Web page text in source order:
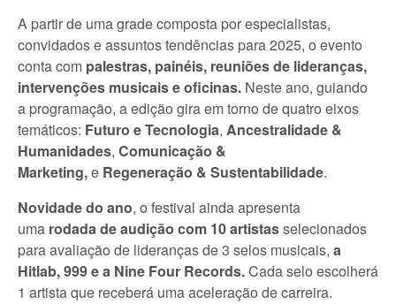
A partir de uma grade composta por especialistas,
convidados e assuntos tendências para 2025, o evento
conta com palestras, painéis, reuniões de lideranças,
intervenções musicais e oficinas. Neste ano, guiando
a programação, a edição gira em torno de quatro eixos
temáticos: Futuro e Tecnologia, Ancestralidade &
Humanidades, Comunicação &
Marketing,e Regeneração & Sustentabilidade.
Novidade do ano, o festival ainda apresenta
uma rodada de audição com 10 artistasselecionados
para avaliação de lideranças de 3 selos musicais, a
Hitlab, 999 e a Nine Four Records.Cada selo escolherá
1 artista que receberá uma aceleração de carreira.